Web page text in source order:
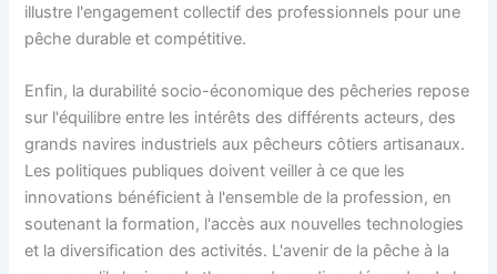
illustre l'engagement collectif des professionnels pour une
pêche durable et compétitive.
Enfin, la durabilité socio-économique des pêcheries repose
sur l'équilibre entre les intérêts des différents acteurs, des
grands navires industriels aux pêcheurs côtiers artisanaux.
Les politiques publiques doivent veiller à ce que les
innovations bénéficient à l'ensemble de la profession, en
soutenant la formation, l'accès aux nouvelles technologies
et la diversification des activités. L'avenir de la pêche à la